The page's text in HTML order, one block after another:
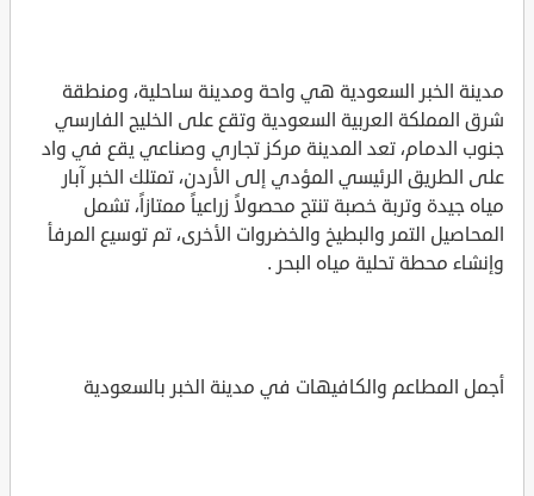
مدينة الخبر السعودية هي واحة ومدينة ساحلية، ومنطقة
شرق المملكة العربية السعودية وتقع على الخليج الفارسي
جنوب الدمام، تعد المدينة مركز تجاري وصناعي يقع في واد
على الطريق الرئيسي المؤدي إلى الأردن، تمتلك الخبر آبار
مياه جيدة وتربة خصبة تنتج محصولاً زراعياً ممتازاً، تشمل
المحاصيل التمر والبطيخ والخضروات الأخرى، تم توسيع المرفأ
وإنشاء محطة تحلية مياه البحر .
أجمل المطاعم والكافيهات في مدينة الخبر بالسعودية